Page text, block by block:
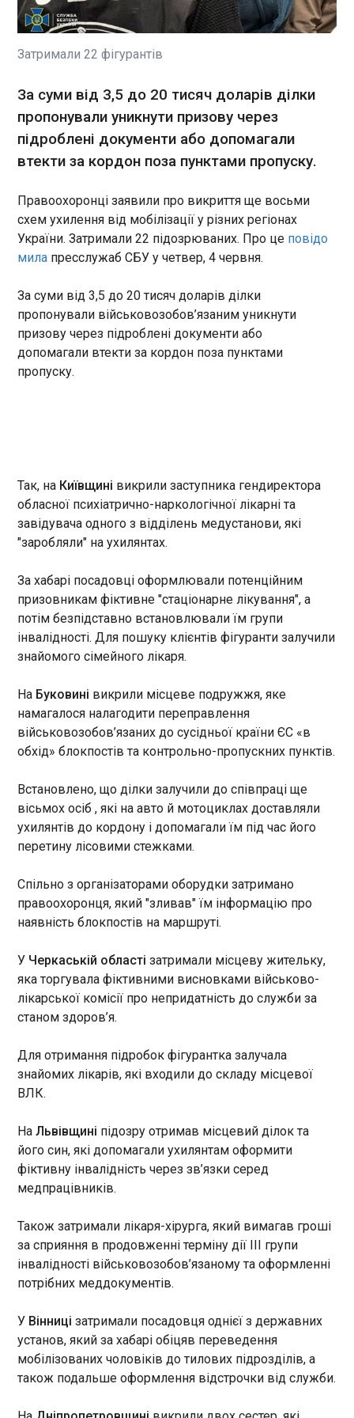
окупованому (ТОТ) Криму російський
прикордонний сторожовий корабель типу
Світляк. Про це повідомив командувач Сили
повідомив у Фейсбук в четвер, 4 червня.
ЧИТАТЬ
З початку повномасштабного вторгнення
росіяни вбили 707 українських дітей
4 червня відзначають Міжнародний день
безневинних дітей – жертв агресії. З початку
повномасштабного вторгнення росіяни вбили
707 українських дітей, повідомив президент
Володимир Зеленський. Найменшій загиблій
пологовому будинку. Також відомо про 2548
поранених дітей. Ще 2318 дітей вважаються
зниклими безвісти.
Кім Чен Ин заявив про подвоєння виробничих
потужностей КНДР у ядерній сфері
13:41:21
телеграфне агентство Кореї (KCNA).
ЧИТАТЬ
В окупованому Криму заборонили знімати
13:33:58
Так звана "влада" тимчасово окупованого Криму
пригрозила кримінальною відповідальністю
жителям, котрі знімають та публікують відео
бензовозів на тлі дефіциту пального на
півострові. Помічниця призначеного Росією
заявила, що такі дії можуть бути кваліфіковані
як сприяння диверсійній діяльності. За її
словами, відповідна стаття Кримінального
кодексу РФ передбачає покарання від 10 до 20
Україна формує четвертий ешелон ППО
13:18:48
ешелон ППО, який прикриватиме ще дві області
України.Про це повідомив головнокомандувач
ЗСУ генерал Олександр Сирський у Телеграм у
четвер, 4 червня. За його словами, наслідки
України були б значно важчими, якби не
системна робота щодо розбудови "малої ППО"
та зміцнення її спроможностей.
ЧИТАТЬ
Низка країн вимагає заблокувати шенген
13:18:47
Польща, Швеція, Чехія, Данія, Естонія, Фінляндія,
Латвія, Литва, Нідерланди, а також Норвегія та
Ісландія закликали Європейську комісію
обмежувати або блокувати видачу шенгенських
віз громадянам Росії. Про це інформує RMF FM .
ЧИТАТЬ
Технологічний сектор США оголосив про
найбільше скорочення робочих місць майже
за два роки
13:18:38
компанії у травні оголосили
про найбільшу кількість
скорочень персоналу майже
за два роки, одночасно
розвиток штучного інтелекту.
Про це пише Bloomberg.
ЧИТАТЬ
Суд закрив справу про держзраду проти
детектива НАБУ Гусарова
13:03:30
детектива НАБУ Віктора Гусарова від
Затримали 22 фігурантів
За суми від 3,5 до 20 тисяч доларів ділки
пропонували уникнути призову через
підроблені документи або допомагали
втекти за кордон поза пунктами пропуску.
Правоохоронці заявили про викриття ще восьми
схем ухилення від мобілізації у різних регіонах
України. Затримали 22 підозрюваних. Про це повідо
мила пресслужаб СБУ у четвер, 4 червня.
За суми від 3,5 до 20 тисяч доларів ділки
пропонували військовозобов’язаним уникнути
призову через підроблені документи або
допомагали втекти за кордон поза пунктами
пропуску.
Так, на Київщині викрили заступника гендиректора
обласної психіатрично-наркологічної лікарні та
завідувача одного з відділень медустанови, які
"заробляли" на ухилянтах.
За хабарі посадовці оформлювали потенційним
призовникам фіктивне "стаціонарне лікування", а
потім безпідставно встановлювали їм групи
інвалідності. Для пошуку клієнтів фігуранти залучили
знайомого сімейного лікаря.
На Буковині викрили місцеве подружжя, яке
намагалося налагодити переправлення
військовозобов’язаних до сусідньої країни ЄС «в
обхід» блокпостів та контрольно-пропускних пунктів.
Встановлено, що ділки залучили до співпраці ще
вісьмох осіб , які на авто й мотоциклах доставляли
ухилянтів до кордону і допомагали їм під час його
перетину лісовими стежками.
Спільно з організаторами оборудки затримано
правоохоронця, який "зливав" їм інформацію про
наявність блокпостів на маршруті.
У Черкаській області затримали місцеву жительку,
яка торгувала фіктивними висновками військово-
лікарської комісії про непридатність до служби за
станом здоров’я.
Для отримання підробок фігурантка залучала
знайомих лікарів, які входили до складу місцевої
ВЛК.
НаЛьвівщині підозру отримав місцевий ділок та
його син, які допомагали ухилянтам оформити
фіктивну інвалідність через зв’язки серед
медпрацівників.
Також затримали лікаря-хірурга, який вимагав гроші
за сприяння в продовженні терміну дії ІІІ групи
інвалідності військовозобов’язаному та оформленні
потрібних меддокументів.
У Вінницізатримали посадовця однієї з державних
установ, який за хабарі обіцяв переведення
мобілізованих чоловіків до тилових підрозділів, а
також подальше оформлення відстрочки від служби.